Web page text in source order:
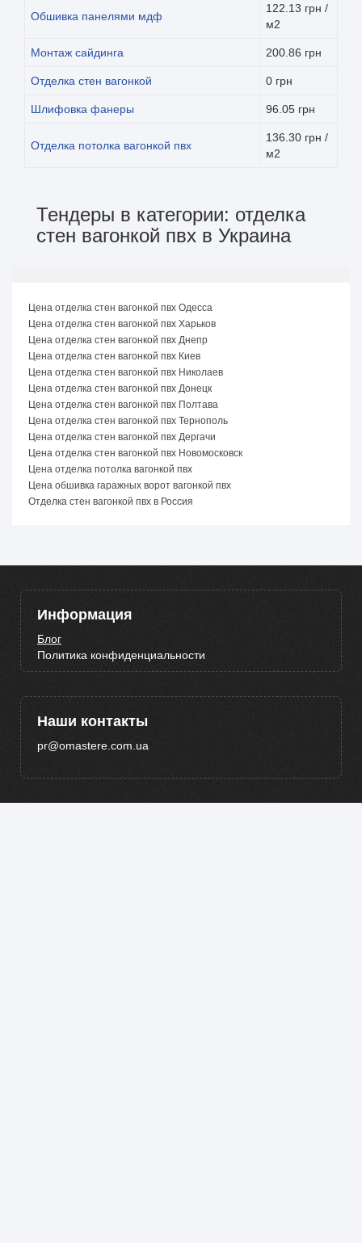
Обшивка панелями мдф
122.13 грн /
м2
Монтаж сайдинга 200.86 грн
Отделка стен вагонкой 0 грн
Шлифовка фанеры 96.05 грн
Отделка потолка вагонкой пвх
136.30 грн /
м2
Тендеры в категории: отделка
стен вагонкой пвх в Украина
Цена отделка стен вагонкой пвх Одесса
Цена отделка стен вагонкой пвх Харьков
Цена отделка стен вагонкой пвх Днепр
Цена отделка стен вагонкой пвх Киев
Цена отделка стен вагонкой пвх Николаев
Цена отделка стен вагонкой пвх Донецк
Цена отделка стен вагонкой пвх Полтава
Цена отделка стен вагонкой пвх Тернополь
Цена отделка стен вагонкой пвх Дергачи
Цена отделка стен вагонкой пвх Новомосковск
Цена отделка потолка вагонкой пвх
Цена обшивка гаражных ворот вагонкой пвх
Отделка стен вагонкой пвх в Россия
Информация
Блог
Политика конфиденциальности
Наши контакты
pr@omastere.com.ua